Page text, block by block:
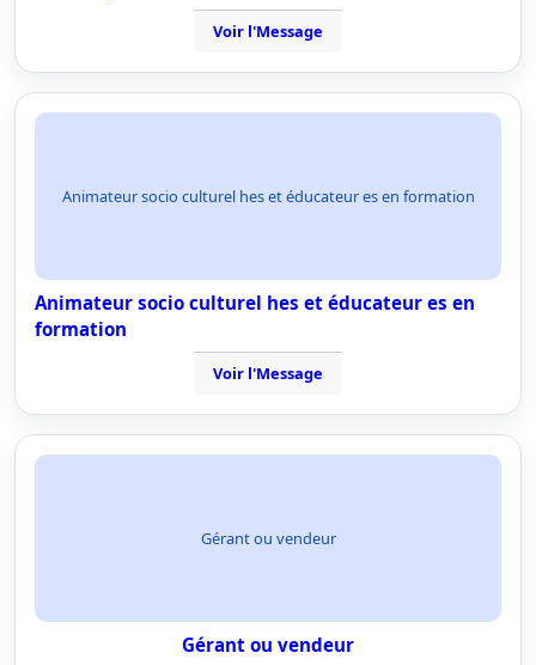
Voir l'Message
Animateur socio culturel hes et éducateur es en formation
Animateur socio culturel hes et éducateur es en
formation
Voir l'Message
Gérant ou vendeur
Gérant ou vendeur